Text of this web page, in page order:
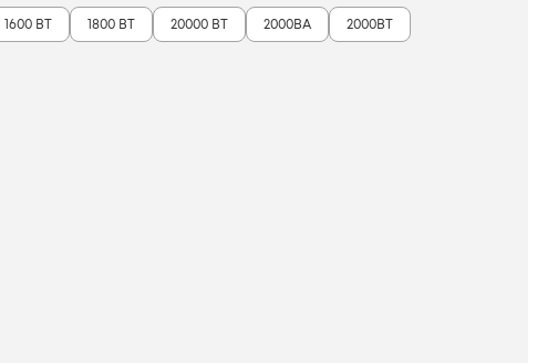
1600 ВТ 1800 ВТ 20000 ВТ 2000ВА
2000ВТ